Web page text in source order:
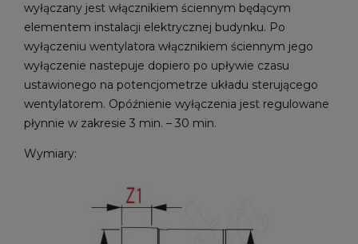
wyłączany jest włącznikiem ściennym będącym
elementem instalacji elektrycznej budynku. Po
wyłączeniu wentylatora włącznikiem ściennym jego
wyłączenie nastepuje dopiero po upływie czasu
ustawionego na potencjometrze układu sterującego
wentylatorem. Opóźnienie wyłączenia jest regulowane
płynnie w zakresie 3 min. – 30 min.
Wymiary: